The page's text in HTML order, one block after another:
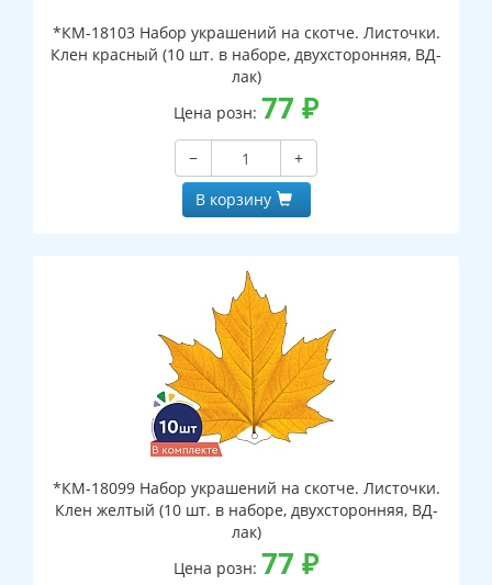
*КМ-18103 Набор украшений на скотче. Листочки.
Клен красный (10 шт. в наборе, двухсторонняя, ВД-
лак)
Цена розн: 77 ₽
−
+
В корзину
*КМ-18099 Набор украшений на скотче. Листочки.
Клен желтый (10 шт. в наборе, двухсторонняя, ВД-
лак)
Цена розн: 77 ₽